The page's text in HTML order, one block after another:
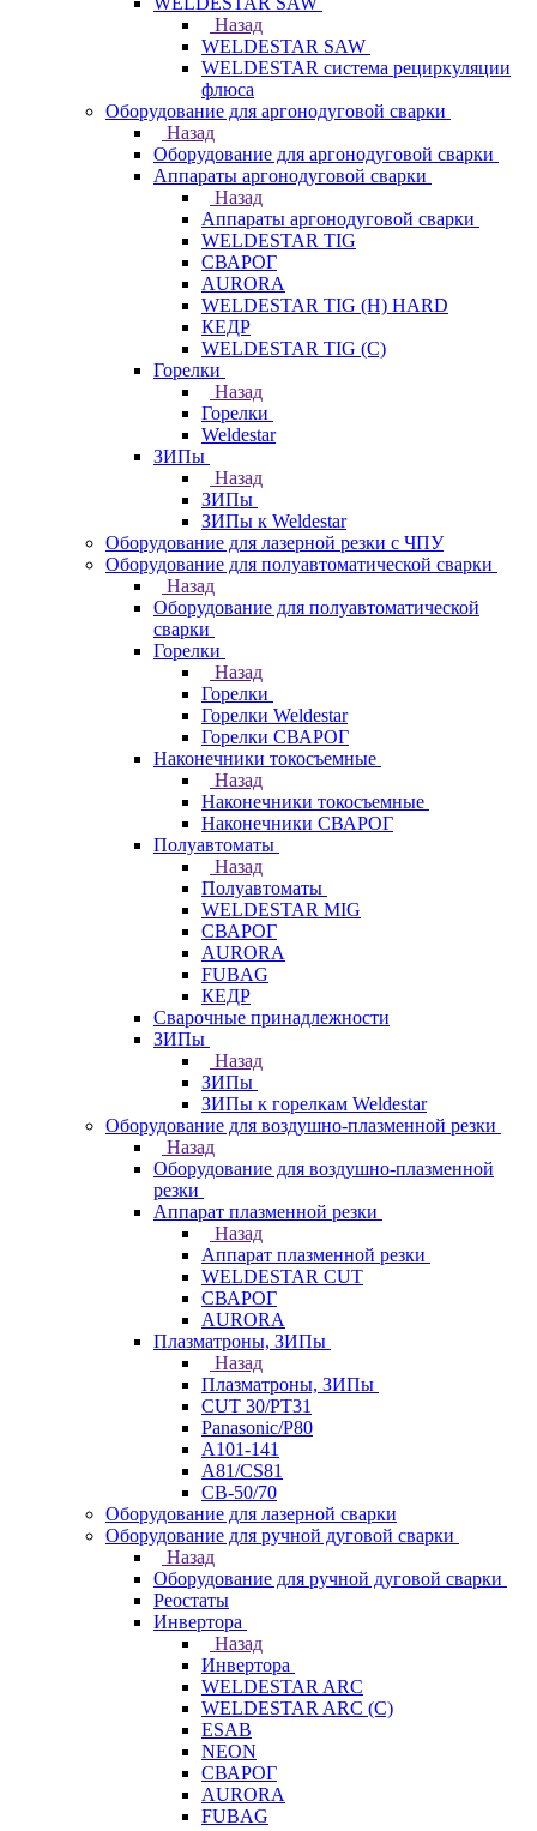
Назад
WELDESTAR SAW
WELDESTAR система рециркуляции
флюса
Оборудование для аргонодуговой сварки
Назад
Оборудование для аргонодуговой сварки
Аппараты аргонодуговой сварки
Назад
Аппараты аргонодуговой сварки
WELDESTAR TIG
СВАРОГ
AURORA
WELDESTAR TIG (H) HARD
КЕДР
WELDESTAR TIG (С)
Горелки
Назад
Горелки
Weldestar
ЗИПы
Назад
ЗИПы
ЗИПы к Weldestar
Оборудование для лазерной резки с ЧПУ
Оборудование для полуавтоматической сварки
Назад
Оборудование для полуавтоматической
сварки
Горелки
Назад
Горелки
Горелки Weldestar
Горелки СВАРОГ
Наконечники токосъемные
Назад
Наконечники токосъемные
Наконечники СВАРОГ
Полуавтоматы
Назад
Полуавтоматы
WELDESTAR MIG
СВАРОГ
AURORA
FUBAG
КЕДР
Сварочные принадлежности
ЗИПы
Назад
ЗИПы
ЗИПы к горелкам Weldestar
Оборудование для воздушно-плазменной резки
Назад
Оборудование для воздушно-плазменной
резки
Аппарат плазменной резки
Назад
Аппарат плазменной резки
WELDESTAR CUT
СВАРОГ
AURORA
Плазматроны, ЗИПы
Назад
Плазматроны, ЗИПы
CUT 30/PT31
Panasonic/P80
А101-141
А81/CS81
СВ-50/70
Оборудование для лазерной сварки
Оборудование для ручной дуговой сварки
Назад
Оборудование для ручной дуговой сварки
Реостаты
Инвертора
Назад
Инвертора
WELDESTAR ARC
WELDESTAR ARC (С)
ESAB
NEON
СВАРОГ
AURORA
FUBAG